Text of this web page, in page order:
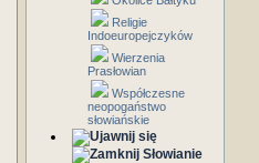
Religie
Indoeuropejczyków
Wierzenia
Prasłowian
Współczesne
neopogaństwo
słowiańskie
Słowianie